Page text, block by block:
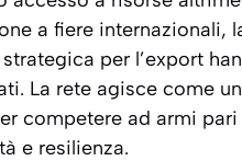
a fiere internazionali,
per l’export
La rete agisce come
competere ad armi
e resilienza.